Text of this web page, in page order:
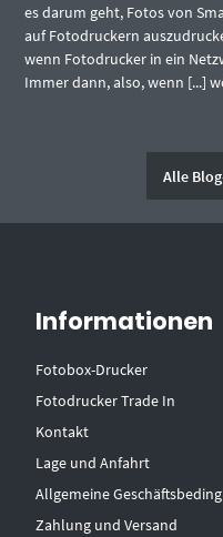
es darum geht, Fotos von
auf Fotodruckern
wenn Fotodrucker in ein
Immer dann, also, wenn [...]
Alle
Informationen
Fotobox-Drucker
Fotodrucker Trade In
Kontakt
Lage und Anfahrt
Allgemeine
Zahlung und Versand